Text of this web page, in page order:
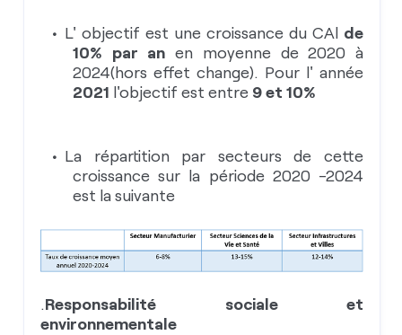
L' objectif est une croissance du CAl de
10% par an en moyenne de 2020 à
2024(hors effet change). Pour l' année
2021 l'objectif est entre 9 et 10%
La répartition par secteurs de cette
croissance sur la période 2020 -2024
est la suivante
.Responsabilité sociale et
environnementale